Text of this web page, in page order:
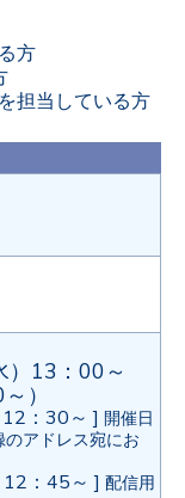
方
担当している方
）13：00～
）
：30～ ] 開催日
アドレス宛にお
：45～ ] 配信用